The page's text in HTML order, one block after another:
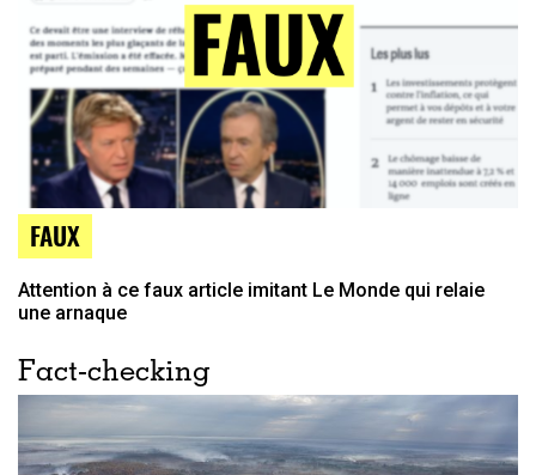
FAUX
Attention à ce faux article imitant Le Monde qui relaie
une arnaque
Fact-checking